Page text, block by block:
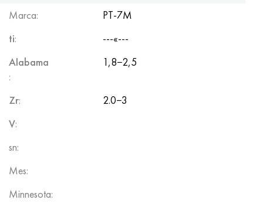
Marca:
PT-7M
ti:
---«---
Alabama
:
1,8−2,5
Zr:
2.0−3
V:
sn:
Mes:
Minnesota: